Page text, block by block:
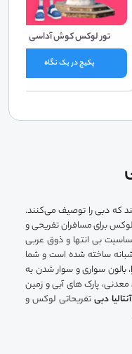
تور لوکس کوش آداسی
پکیج در یک نگاه
که دبی را توصیف می‌کنند.
برای مسافران تفریحی و
بی انتها و ذوق عربی
ساخته شده است و شما
بالون سواری و سوار شدن به
پارک های آبی و زمین
دبیتفریحاتی لوکس و